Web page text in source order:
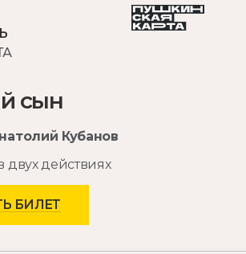
сын
Кубанов
двух действиях
БИЛЕТ